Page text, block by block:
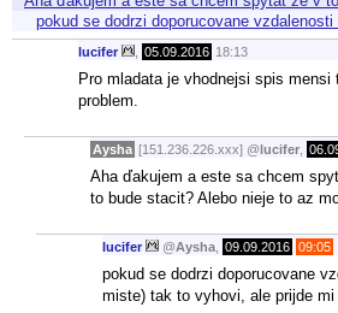
pokud se dodrzi doporucovane
lucifer 05.09.2016 18:13
Pro mladata je vhodnejsi spis
problem.
Aysha [151.236.226.xxx] @lucifer
Aha ďakujem a este sa chcem
to bude stacit? Alebo nieje to az
lucifer @Aysha 09.09.2016 09:05
pokud se dodrzi doporucovane
miste) tak to vyhovi, ale prijde